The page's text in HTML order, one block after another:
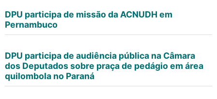
DPU participa de missão da ACNUDH em
Pernambuco
DPU participa de audiência pública na Câmara
dos Deputados sobre praça de pedágio em área
quilombola no Paraná